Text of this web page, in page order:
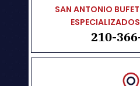
SAN ANTONIO
210-